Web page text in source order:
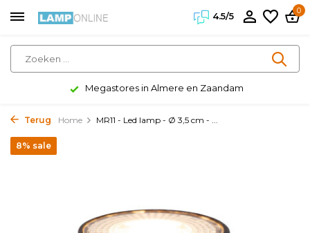
4.5/5
0
Megastores in Almere en Zaandam
Terug Home MR11 - Led lamp - Ø 3,5 cm - ...
8% sale